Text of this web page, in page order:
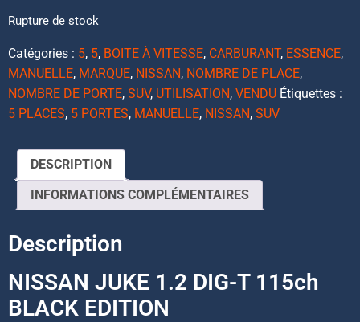
Rupture de stock
Catégories : 5, 5, BOITE À VITESSE, CARBURANT, ESSENCE,
MANUELLE, MARQUE, NISSAN, NOMBRE DE PLACE,
NOMBRE DE PORTE, SUV, UTILISATION, VENDU Étiquettes :
5 PLACES, 5 PORTES, MANUELLE, NISSAN, SUV
DESCRIPTION
INFORMATIONS COMPLÉMENTAIRES
Description
NISSAN JUKE 1.2 DIG-T 115ch
BLACK EDITION